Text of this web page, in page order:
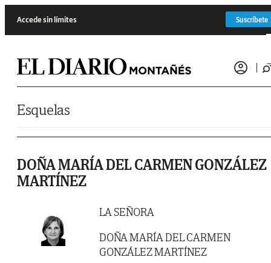
Accede sin límites Suscríbete
Esquelas
DOÑA MARÍA DEL CARMEN GONZÁLEZ
MARTÍNEZ
LA SEÑORA
DOÑA MARÍA DEL CARMEN
GONZÁLEZ MARTÍNEZ